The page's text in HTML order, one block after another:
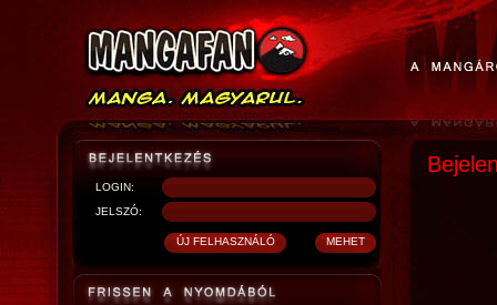
LOGIN:
JELSZÓ: